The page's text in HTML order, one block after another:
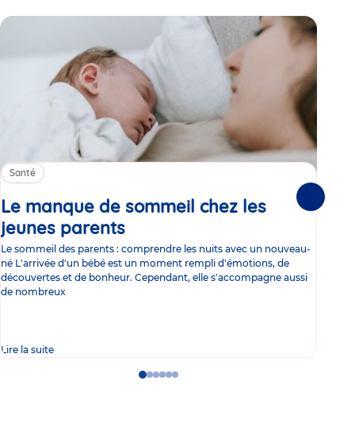
Santé
Le manque de sommeil chez les
jeunes parents
Le sommeil des parents : comprendre les nuits avec un nouveau-
né L'arrivée d'un bébé est un moment rempli d'émotions, de
découvertes et de bonheur. Cependant, elle s'accompagne aussi
de nombreux
Lire la suite
GoGoGoGo
GoGo